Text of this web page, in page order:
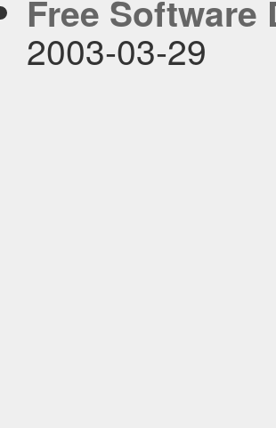
Free Software
2003-03-29